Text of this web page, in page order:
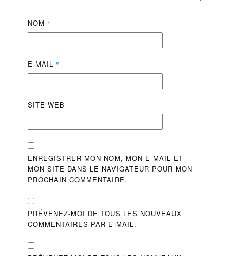
NOM *
E-MAIL *
SITE WEB
ENREGISTRER MON NOM, MON E-MAIL ET
MON SITE DANS LE NAVIGATEUR POUR MON
PROCHAIN COMMENTAIRE.
PRÉVENEZ-MOI DE TOUS LES NOUVEAUX
COMMENTAIRES PAR E-MAIL.